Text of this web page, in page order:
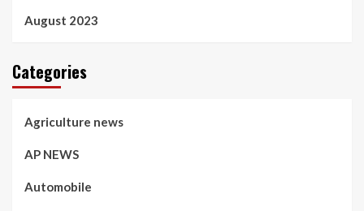
August 2023
Categories
Agriculture news
AP NEWS
Automobile